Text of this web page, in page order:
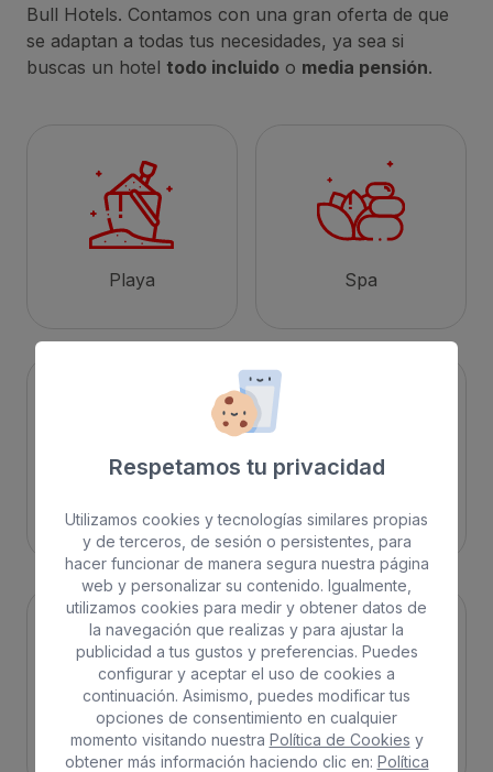
Bull Hotels. Contamos con una gran oferta de que
se adaptan a todas tus necesidades, ya sea si
buscas un hotel todo incluido o media pensión.
Playa Spa
Todo incluido
Solo adultos Familias
Respetamos tu privacidad
Utilizamos cookies y tecnologías similares propias
y de terceros, de sesión o persistentes, para
hacer funcionar de manera segura nuestra página
web y personalizar su contenido. Igualmente,
utilizamos cookies para medir y obtener datos de
la navegación que realizas y para ajustar la
publicidad a tus gustos y preferencias. Puedes
configurar y aceptar el uso de cookies a
continuación. Asimismo, puedes modificar tus
opciones de consentimiento en cualquier
momento visitando nuestra Política de Cookies y
obtener más información haciendo clic en: Política